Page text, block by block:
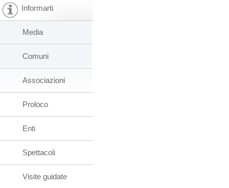
Informarti
Media
Comuni
Associazioni
Proloco
Enti
Spettacoli
Visite guidate